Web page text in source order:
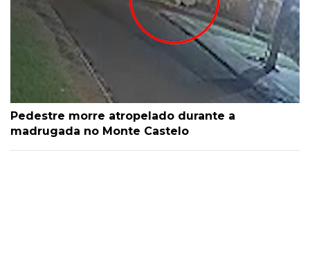
Pedestre morre atropelado durante a
madrugada no Monte Castelo